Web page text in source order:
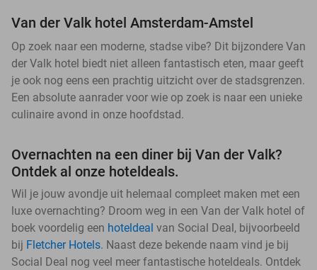
Van der Valk hotel Amsterdam-Amstel
Op zoek naar een moderne, stadse vibe? Dit bijzondere Van
der Valk hotel biedt niet alleen fantastisch eten, maar geeft
je ook nog eens een prachtig uitzicht over de stadsgrenzen.
Een absolute aanrader voor wie op zoek is naar een unieke
culinaire avond in onze hoofdstad.
Overnachten na een diner bij Van der Valk?
Ontdek al onze hoteldeals.
Wil je jouw avondje uit helemaal compleet maken met een
luxe overnachting? Droom weg in een Van der Valk hotel of
boek voordelig een hoteldeal van Social Deal, bijvoorbeeld
bij Fletcher Hotels. Naast deze bekende naam vind je bij
Social Deal nog veel meer fantastische hoteldeals. Ontdek